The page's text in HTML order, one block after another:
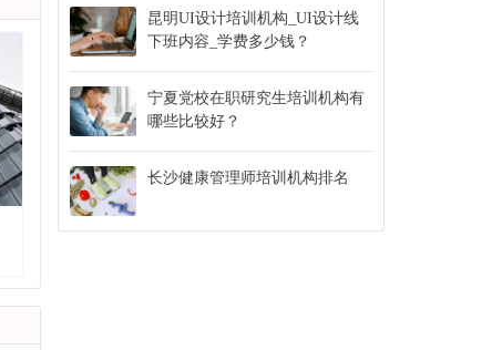
昆明UI设计培训机构_UI设计线
下班内容_学费多少钱？
宁夏党校在职研究生培训机构有
哪些比较好？
长沙健康管理师培训机构排名